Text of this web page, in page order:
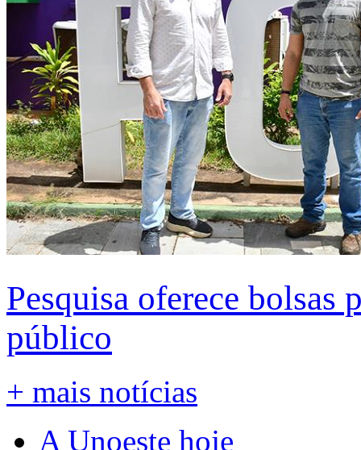
Pesquisa oferece bolsas
público
+ mais notícias
A Unoeste hoje